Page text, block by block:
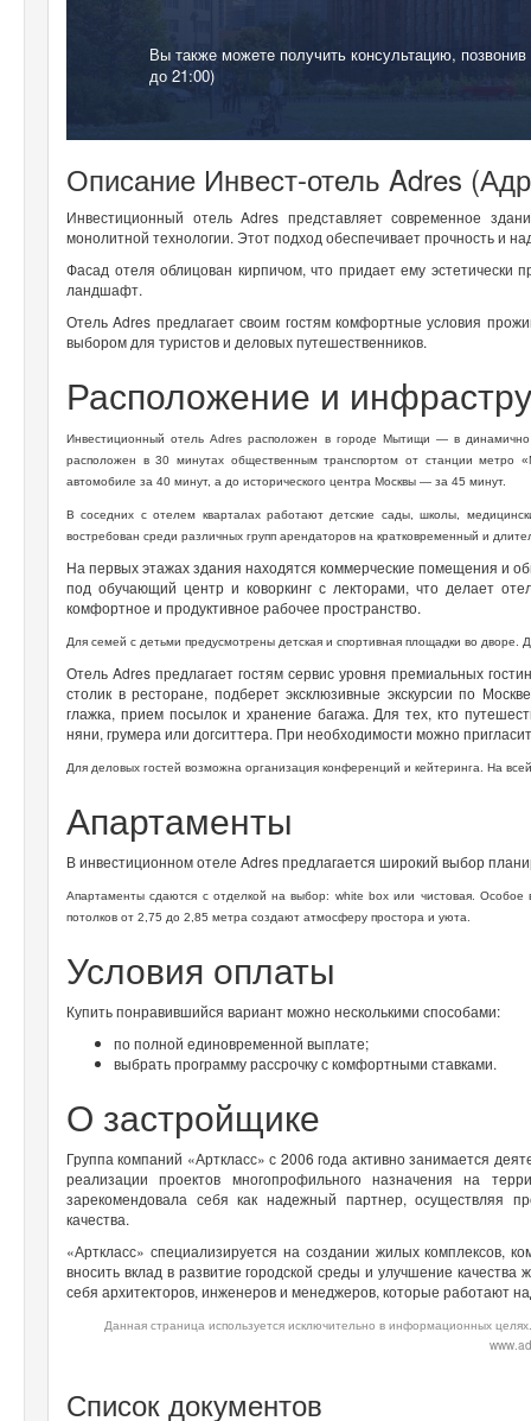
Вы также можете получить консультацию,
до 21:00)
Описание Инвест-отель Adres
Инвестиционный отель Adres представляет современное
монолитной технологии. Этот подход обеспечивает прочность и
Фасад отеля облицован кирпичом, что придает ему эстетически
ландшафт.
Отель Adres предлагает своим гостям комфортные условия
выбором для туристов и деловых путешественников.
Расположение и
Инвестиционный отель Adres расположен в городе Мытищи — в
расположен в 30 минутах общественным транспортом от станции метро
автомобиле за 40 минут, а до исторического центра Москвы — за 45 минут.
В соседних с отелем кварталах работают детские сады, школы,
востребован среди различных групп арендаторов на кратковременный и
На первых этажах здания находятся коммерческие помещения
под обучающий центр и коворкинг с лекторами, что делает
комфортное и продуктивное рабочее пространство.
Для семей с детьми предусмотрены детская и спортивная площадки во
Отель Adres предлагает гостям сервис уровня премиальных
столик в ресторане, подберет эксклюзивные экскурсии по
глажка, прием посылок и хранение багажа. Для тех, кто
няни, грумера или догситтера. При необходимости можно
Для деловых гостей возможна организация конференций и кейтеринга. На
Апартаменты
В инвестиционном отеле Adres предлагается широкий выбор
Апартаменты сдаются с отделкой на выбор: white box или чистовая.
потолков от 2,75 до 2,85 метра создают атмосферу простора и уюта.
Условия оплаты
Купить понравившийся вариант можно несколькими способами:
по полной единовременной выплате;
выбрать программу рассрочку с комфортными ставками.
О застройщике
Группа компаний «Арткласс» с 2006 года активно занимается
реализации проектов многопрофильного назначения на
зарекомендовала себя как надежный партнер, осуществляя
качества.
«Арткласс» специализируется на создании жилых комплексов,
вносить вклад в развитие городской среды и улучшение
себя архитекторов, инженеров и менеджеров, которые работают
Данная страница используется исключительно в информационных
Список документов